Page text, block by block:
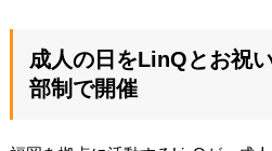
成人の日をLinQとお祝
部制で開催